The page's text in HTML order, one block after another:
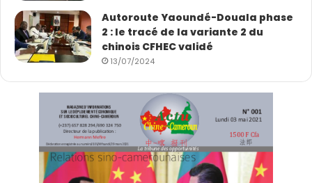
(Photo : VCG)
Autoroute Yaoundé-Douala phase
2 : le tracé de la variante 2 du
chinois CFHEC validé
13/07/2024